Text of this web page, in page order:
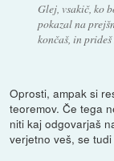
Glej, vsakič, ko
pokazal na
končaš, in
Oprosti, ampak si
teoremov. Če tega
niti kaj odgovarjaš
verjetno veš, se